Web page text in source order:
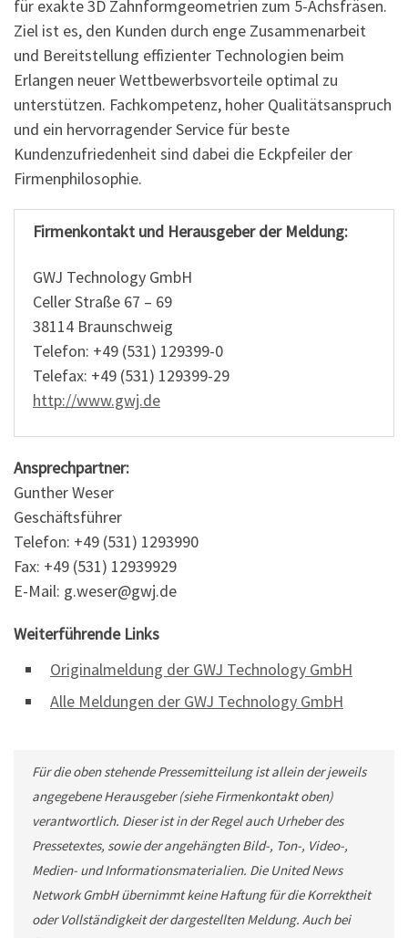
für exakte 3D Zahnformgeometrien zum 5-Achsfräsen.
Ziel ist es, den Kunden durch enge Zusammenarbeit
und Bereitstellung effizienter Technologien beim
Erlangen neuer Wettbewerbsvorteile optimal zu
unterstützen. Fachkompetenz, hoher Qualitätsanspruch
und ein hervorragender Service für beste
Kundenzufriedenheit sind dabei die Eckpfeiler der
Firmenphilosophie.
Firmenkontakt und Herausgeber der Meldung:
GWJ Technology GmbH
Celler Straße 67 – 69
38114 Braunschweig
Telefon: +49 (531) 129399-0
Telefax: +49 (531) 129399-29
http://www.gwj.de
Ansprechpartner:
Gunther Weser
Geschäftsführer
Telefon: +49 (531) 1293990
Fax: +49 (531) 12939929
E-Mail: g.weser@gwj.de
Weiterführende Links
Originalmeldung der GWJ Technology GmbH
Alle Meldungen der GWJ Technology GmbH
Für die oben stehende Pressemitteilung ist allein der jeweils
angegebene Herausgeber (siehe Firmenkontakt oben)
verantwortlich. Dieser ist in der Regel auch Urheber des
Pressetextes, sowie der angehängten Bild-, Ton-, Video-,
Medien- und Informationsmaterialien. Die United News
Network GmbH übernimmt keine Haftung für die Korrektheit
oder Vollständigkeit der dargestellten Meldung. Auch bei